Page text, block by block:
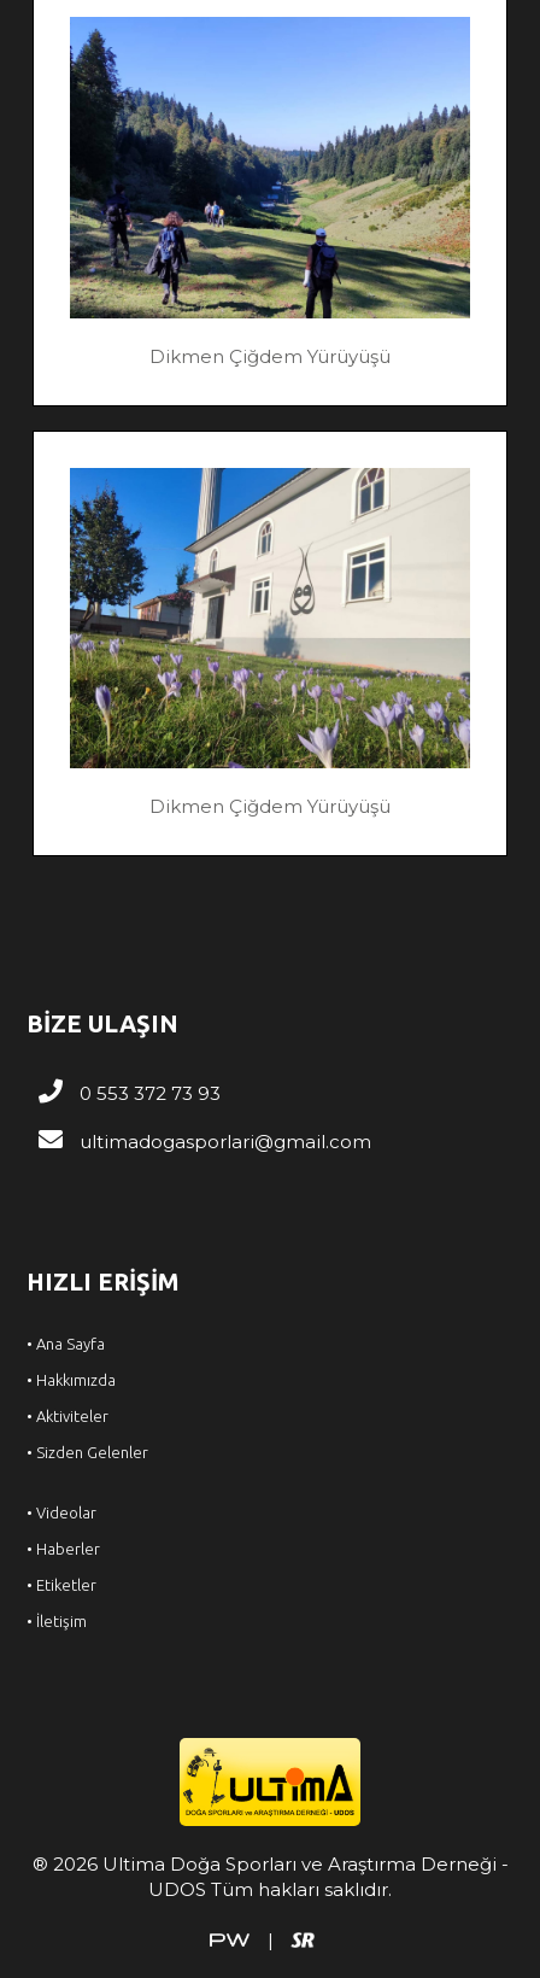
Dikmen Çiğdem Yürüyüşü
Dikmen Çiğdem Yürüyüşü
BİZE ULAŞIN
0 553 372 73 93
ultimadogasporlari@gmail.com
HIZLI ERİŞİM
• Ana Sayfa
• Hakkımızda
• Aktiviteler
• Sizden Gelenler
• Videolar
• Haberler
• Etiketler
• İletişim
® 2026 Ultima Doğa Sporları ve Araştırma Derneği -
UDOS Tüm hakları saklıdır.
|